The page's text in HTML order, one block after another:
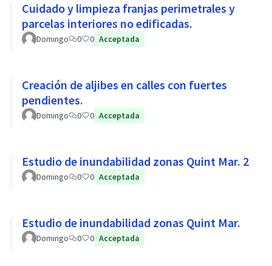
Cuidado y limpieza franjas perimetrales y
parcelas interiores no edificadas.
Domingo 0 0 Acceptada
Creación de aljibes en calles con fuertes
pendientes.
Domingo 0 0 Acceptada
Estudio de inundabilidad zonas Quint Mar. 2
Domingo 0 0 Acceptada
Estudio de inundabilidad zonas Quint Mar.
Domingo 0 0 Acceptada